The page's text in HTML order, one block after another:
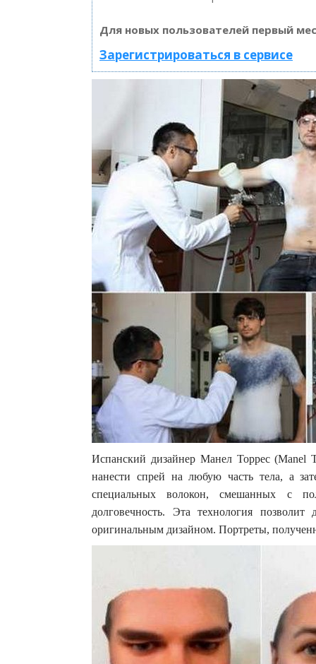
Для новых пользователей первый
Зарегистрироваться в сервисе
Испанский дизайнер Манел Торрес (Manel
нанести спрей на любую часть тела, а
специальных волокон, смешанных с
долговечность. Эта технология
оригинальным дизайном. Портреты,